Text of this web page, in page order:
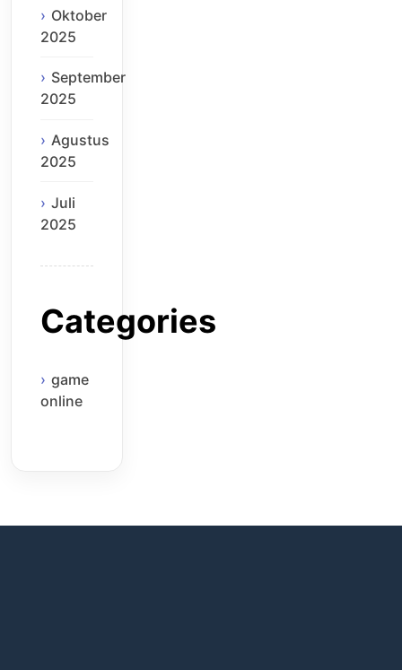
Oktober
2025
September
2025
Agustus
2025
Juli
2025
Categories
game
online